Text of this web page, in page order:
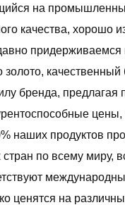
на
качества, хорошо
придерживаемся
золото, качественный
бренда, предлагая
наших продуктов
по всему миру,
ценятся на